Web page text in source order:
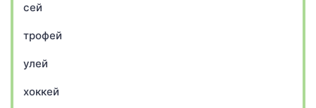
сей
трофей
улей
хоккей